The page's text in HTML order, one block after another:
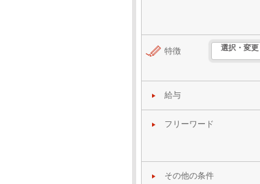
特徴 選択・変更
給与
フリーワード
その他の条件